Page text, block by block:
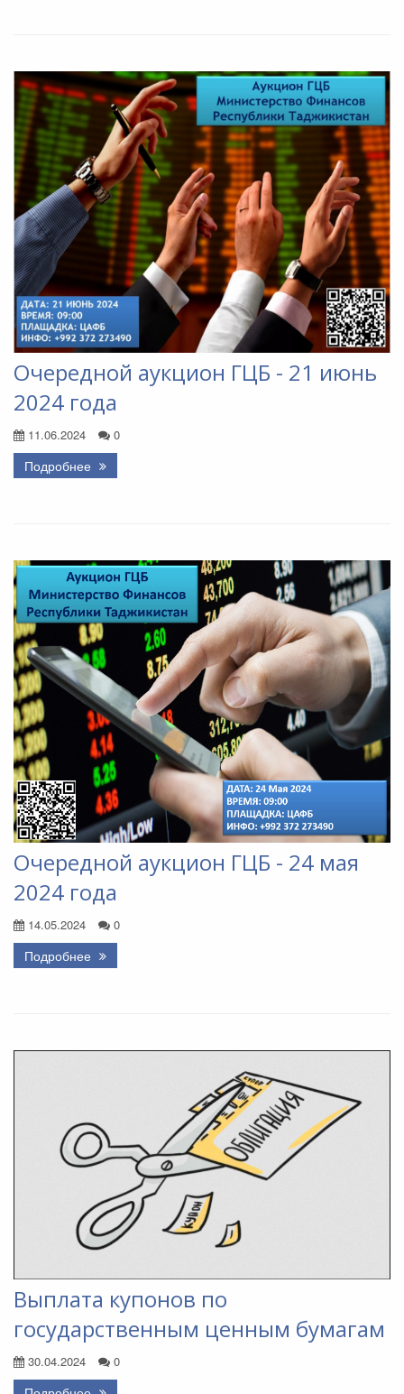
Очередной аукцион ГЦБ - 21 июнь
2024 года
11.06.2024 0
Подробнее
Очередной аукцион ГЦБ - 24 мая
2024 года
14.05.2024 0
Подробнее
Выплата купонов по
государственным ценным бумагам
30.04.2024 0